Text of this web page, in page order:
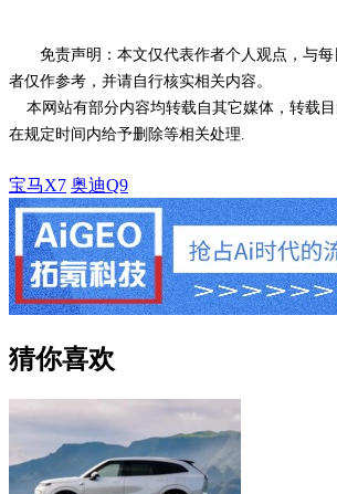
免责声明：本文仅代表作者个人观点，与
者仅作参考，并请自行核实相关内容。
本网站有部分内容均转载自其它媒体，转载
在规定时间内给予删除等相关处理.
宝马X7 奥迪Q9
猜你喜欢